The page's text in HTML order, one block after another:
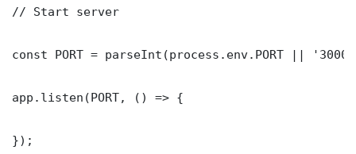
// Start server
const PORT = parseInt(process.env.PORT ||
app.listen(PORT, () => {
});